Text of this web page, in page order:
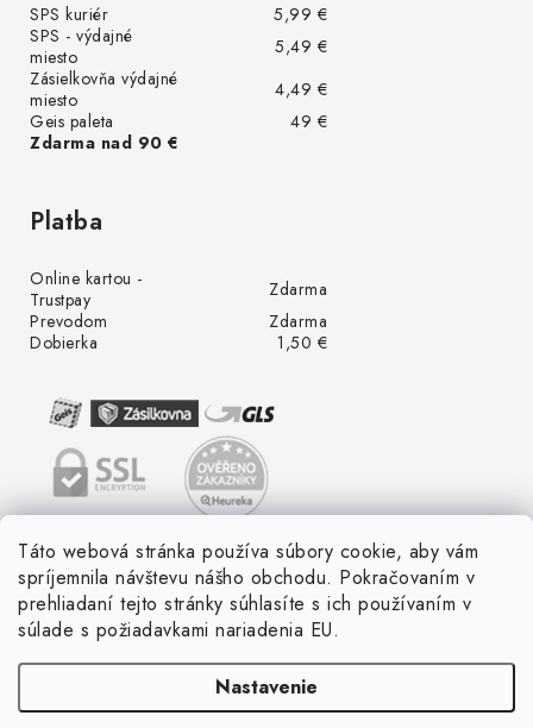
Táto webová stránka používa súbory cookie, aby vám
spríjemnila návštevu nášho obchodu. Pokračovaním v
prehliadaní tejto stránky súhlasíte s ich používaním v
súlade s požiadavkami nariadenia EU.
Nastavenie
SPS kuriér
5,99 €
SPS - výdajné
miesto
5,49 €
Zásielkovňa výdajné
miesto
4,49 €
Geis paleta
49 €
Zdarma nad 90 €
Platba
Online kartou -
Trustpay
Zdarma
Prevodom
Zdarma
Dobierka
1,50 €